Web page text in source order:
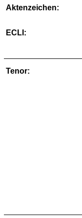
Aktenzeichen:
ECLI:
Tenor: